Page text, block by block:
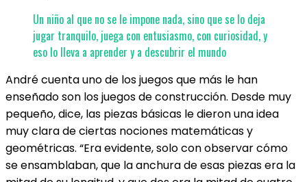
Un niño al que no se le impone nada, sino que se lo deja
jugar tranquilo, juega con entusiasmo, con curiosidad, y
eso lo lleva a aprender y a descubrir el mundo
André cuenta uno de los juegos que más le han
enseñado son los juegos de construcción. Desde muy
pequeño, dice, las piezas básicas le dieron una idea
muy clara de ciertas nociones matemáticas y
geométricas. “Era evidente, solo con observar cómo
se ensamblaban, que la anchura de esas piezas era la